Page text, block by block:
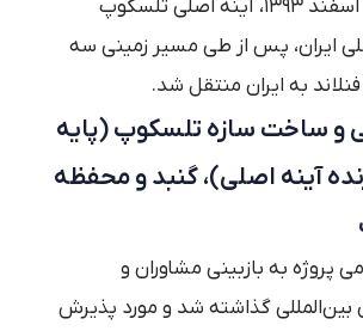
نهایتاً در ۲ اسفند ۱۳۹۳، آینه اصلی تلسکوپ
ایران، پس از طی مسیر زمینی سه
به ایران منتقل شد.
و ساخت سازه تلسکوپ (پایه
آینه اصلی)، گنبد و محفظه
پروژه به بازبینی مشاوران و
گذاشته شد و مورد پذیرش